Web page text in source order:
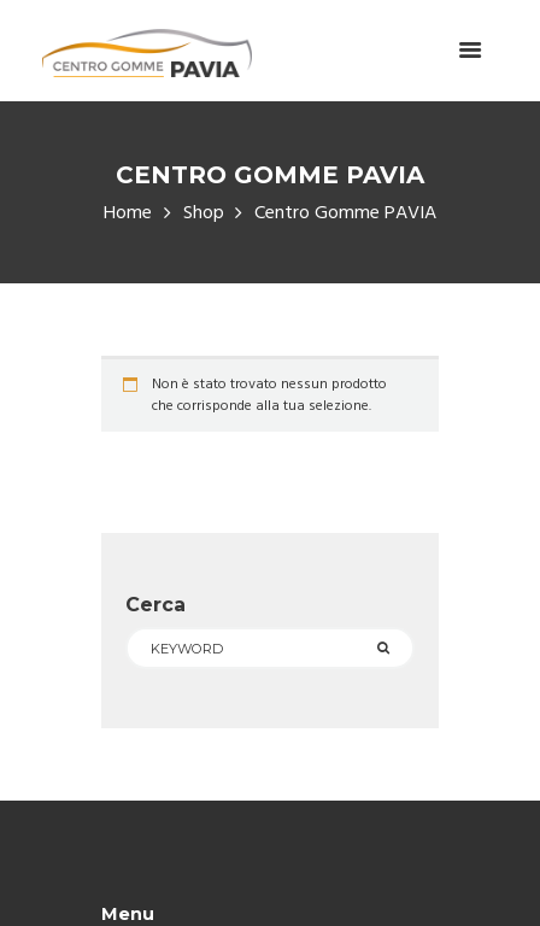
CENTRO GOMME PAVIA
Home Shop Centro Gomme PAVIA
Non è stato trovato nessun prodotto
che corrisponde alla tua selezione.
Cerca
Menu